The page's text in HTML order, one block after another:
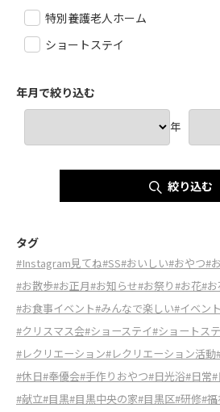
特別養護老人ホーム
ショートステイ
年月で絞り込む
年
絞り込む
タグ
#Instagram見てね#SS#おいしい#おやつ#
#お散歩#お正月#お知らせ#お祭り#お花#
#お食事イベント#みんなで楽しい#イベント
#クリスマス会#ショーステイ#ショートス
#レクリエーション#レクリエーション活動
#休日#奉優会#手作りおやつ#日光浴#日常
#献立#目黒#目黒中央の家#目黒区#研修#